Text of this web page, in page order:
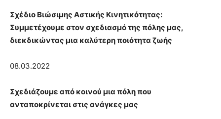
show.desi
xxx
brandi
you
meaning
pain.
Σχέδιο Βιώσιμης Αστικής Κινητικότητας:
Συμμετέχουμε στον σχεδιασμό της πόλης μας,
διεκδικώντας μια καλύτερη ποιότητα ζωής
08.03.2022
Σχεδιάζουμε από κοινού μια πόλη που
ανταποκρίνεται στις ανάγκες μας